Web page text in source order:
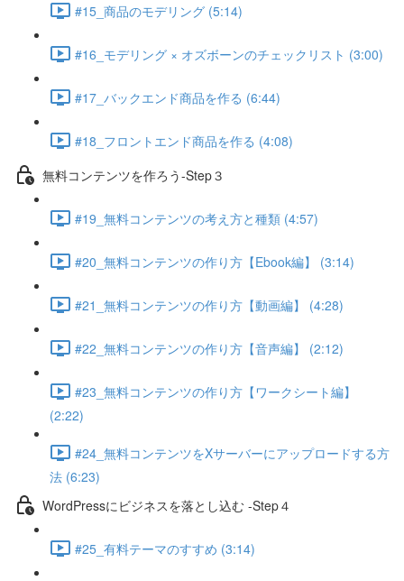
#15_商品のモデリング (5:14)
#16_モデリング × オズボーンのチェックリスト (3:00)
#17_バックエンド商品を作る (6:44)
#18_フロントエンド商品を作る (4:08)
無料コンテンツを作ろう-Step３
#19_無料コンテンツの考え方と種類 (4:57)
#20_無料コンテンツの作り方【Ebook編】 (3:14)
#21_無料コンテンツの作り方【動画編】 (4:28)
#22_無料コンテンツの作り方【音声編】 (2:12)
#23_無料コンテンツの作り方【ワークシート編】
(2:22)
#24_無料コンテンツをXサーバーにアップロードする方
法 (6:23)
WordPressにビジネスを落とし込む -Step４
#25_有料テーマのすすめ (3:14)